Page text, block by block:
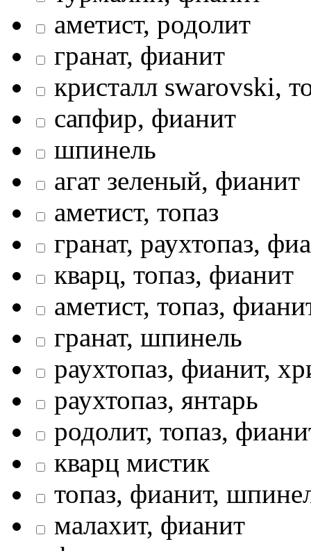
аметист, родолит
гранат, фианит
кристалл swarovski,
сапфир, фианит
шпинель
агат зеленый, фианит
аметист, топаз
гранат, раухтопаз,
кварц, топаз, фианит
аметист, топаз,
гранат, шпинель
раухтопаз, фианит,
раухтопаз, янтарь
родолит, топаз,
кварц мистик
топаз, фианит,
малахит, фианит